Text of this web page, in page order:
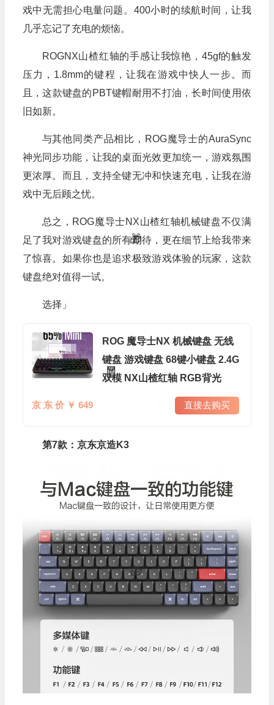
戏中无需担心电量问题。400小时的续航时间，让我
几乎忘记了充电的烦恼。
ROGNX山楂红轴的手感让我惊艳，45gf的触发
压力，1.8mm的键程，让我在游戏中快人一步。而
且，这款键盘的PBT键帽耐用不打油，长时间使用依
旧如新。
与其他同类产品相比，ROG魔导士的AuraSync
神光同步功能，让我的桌面光效更加统一，游戏氛围
更浓厚。而且，支持全键无冲和快速充电，让我在游
戏中无后顾之忧。
总之，ROG魔导士NX山楂红轴机械键盘不仅满
足了我对游戏键盘的所有期待，更在细节上给我带来
了惊喜。如果你也是追求极致游戏体验的玩家，这款
键盘绝对值得一试。
选择」
ROG 魔导士NX 机械键盘 无线
键盘 游戏键盘 68键小键盘 2.4G
双模 NX山楂红轴 RGB背光
京 东 价 ￥ 649 直接去购买
第7款：京东京造K3